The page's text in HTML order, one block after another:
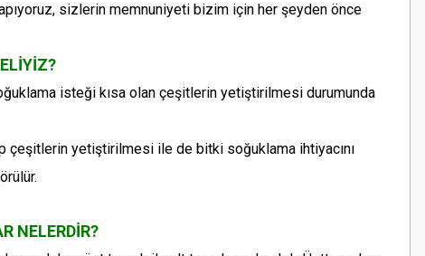
sizlerin memnuniyeti bizim için her şeyden önce
isteği kısa olan çeşitlerin yetiştirilmesi durumunda
çeşitlerin yetiştirilmesi ile de bitki soğuklama ihtiyacını
NELERDİR?